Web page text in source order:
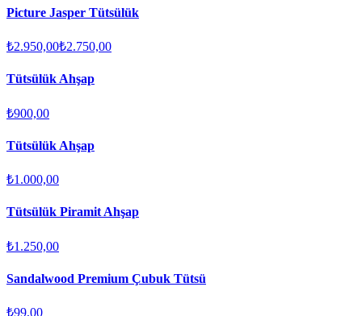
Picture Jasper Tütsülük
₺2.950,00₺2.750,00
Tütsülük Ahşap
₺900,00
Tütsülük Ahşap
₺1.000,00
Tütsülük Piramit Ahşap
₺1.250,00
Sandalwood Premium Çubuk Tütsü
₺99,00